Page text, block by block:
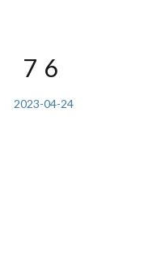
76
2023-04-24